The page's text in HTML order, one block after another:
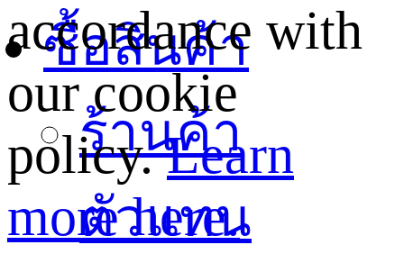
ซื้อสินค้า
ร้านค้า
ตัวแทน
accordance with
our cookie
policy.Learn
more here.